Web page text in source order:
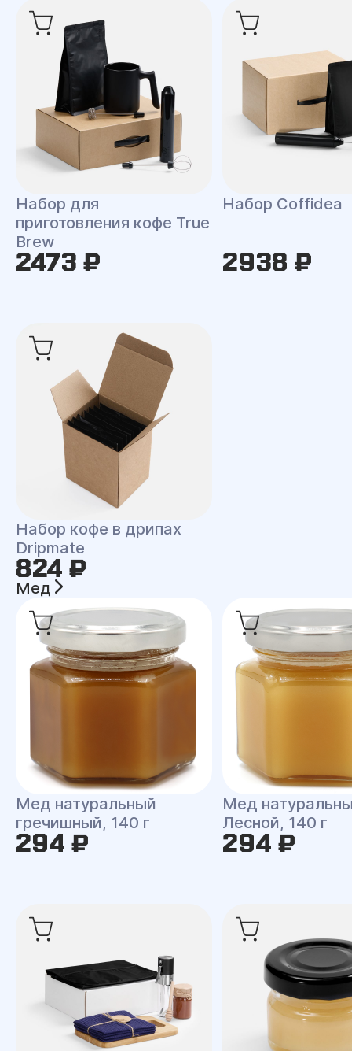
Набор для
приготовления кофе True
Brew
2473 ₽
Набор Coffidea
2938 ₽
Набор кофе в дрипах
Dripmate
824 ₽
Мед
Мед натуральный
гречишный, 140 г
294 ₽
Мед
Лесной, 140 г
294 ₽